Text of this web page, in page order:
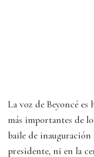
La voz de Beyoncé es
más importantes de
baile de
presidente, ni en la